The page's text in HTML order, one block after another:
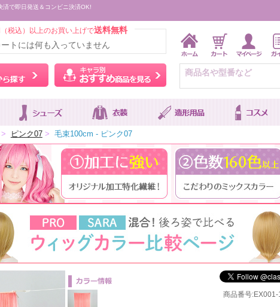
で即日発送＆コンビニ決済OK!
（税込）以上のお買い上げで送料無料
ートには何も入っていません
ウィッグをカラーから探す キャラ別おすすめ商品を
> ピンク07 > 毛束100cm - ピンク07
商品番号